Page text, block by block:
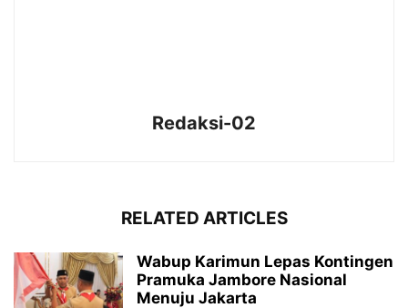
Redaksi-02
RELATED ARTICLES
Wabup Karimun Lepas Kontingen
Pramuka Jambore Nasional
Menuju Jakarta